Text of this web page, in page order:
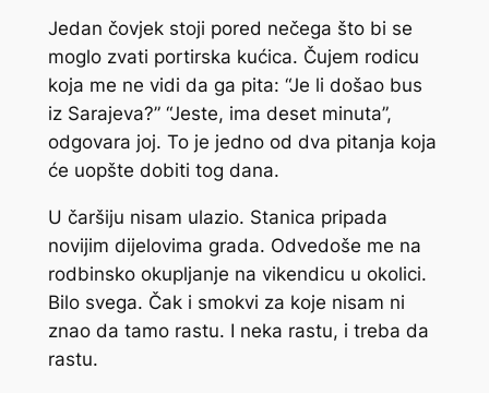
Jedan čovjek stoji pored nečega što bi se
moglo zvati portirska kućica. Čujem rodicu
koja me ne vidi da ga pita: “Je li došao bus
iz Sarajeva?” “Jeste, ima deset minuta”,
odgovara joj. To je jedno od dva pitanja koja
će uopšte dobiti tog dana.
U čaršiju nisam ulazio. Stanica pripada
novijim dijelovima grada. Odvedoše me na
rodbinsko okupljanje na vikendicu u okolici.
Bilo svega. Čak i smokvi za koje nisam ni
znao da tamo rastu. I neka rastu, i treba da
rastu.